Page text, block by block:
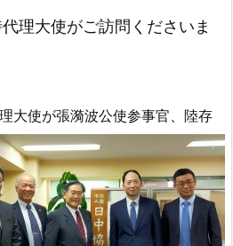
理大使がご訪問くださいま
大使が張漪波公使参事官、陸存